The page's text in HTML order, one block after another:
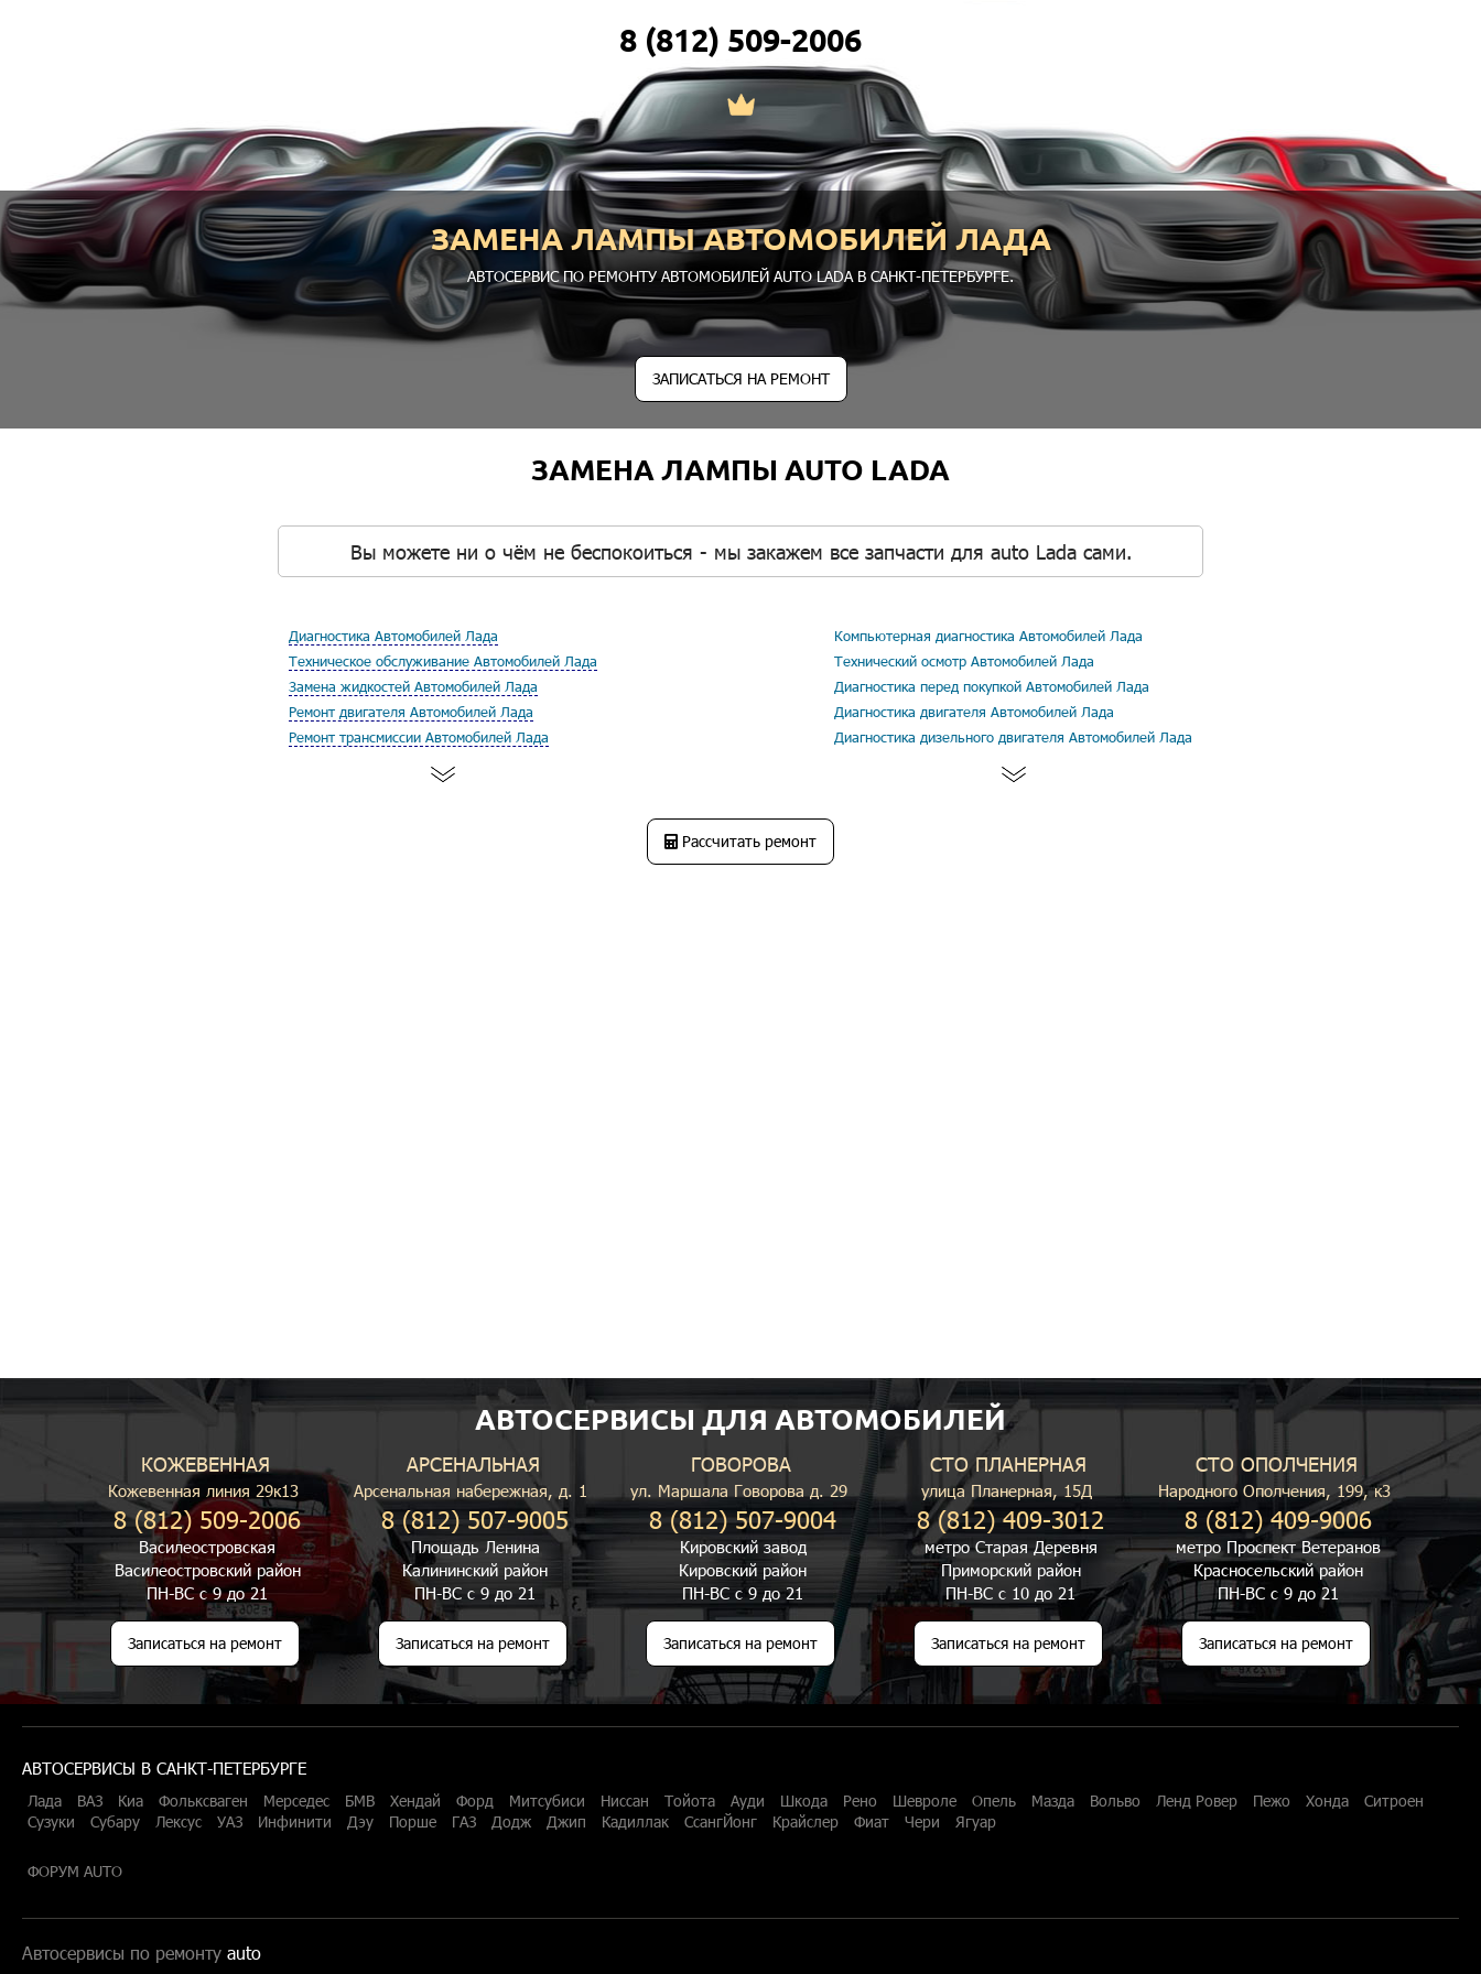
8 (812) 509-2006
ЗАМЕНА ЛАМПЫ АВТОМОБИЛЕЙ ЛАДА
АВТОСЕРВИС ПО РЕМОНТУ АВТОМОБИЛЕЙ AUTO LADA В САНКТ-ПЕТЕРБУРГЕ.
ЗАПИСАТЬСЯ НА РЕМОНТ
ЗАМЕНА ЛАМПЫ AUTO LADA
Вы можете ни о чём не беспокоиться - мы закажем все запчасти для auto Lada сами.
Диагностика Автомобилей Лада
Техническое обслуживание Автомобилей Лада
Замена жидкостей Автомобилей Лада
Ремонт двигателя Автомобилей Лада
Ремонт трансмиссии Автомобилей Лада
Компьютерная диагностика Автомобилей Лада
Технический осмотр Автомобилей Лада
Диагностика перед покупкой Автомобилей Лада
Диагностика двигателя Автомобилей Лада
Диагностика дизельного двигателя Автомобилей Лада
Рассчитать ремонт
АВТОСЕРВИСЫ ДЛЯ АВТОМОБИЛЕЙ
КОЖЕВЕННАЯ
Кожевенная линия 29к13
8 (812) 509-2006
Василеостровская
Василеостровский район
ПН-ВС с 9 до 21
Записаться на ремонт
АРСЕНАЛЬНАЯ
Арсенальная набережная, д. 1
8 (812) 507-9005
Площадь Ленина
Калининский район
ПН-ВС с 9 до 21
Записаться на ремонт
ГОВОРОВА
ул. Маршала Говорова д. 29
8 (812) 507-9004
Кировский завод
Кировский район
ПН-ВС с 9 до 21
Записаться на ремонт
СТО ПЛАНЕРНАЯ
улица Планерная, 15Д
8 (812) 409-3012
метро Старая Деревня
Приморский район
ПН-ВС с 10 до 21
Записаться на ремонт
СТО ОПОЛЧЕНИЯ
Народного Ополчения, 199, к3
8 (812) 409-9006
метро Проспект Ветеранов
Красносельский район
ПН-ВС с 9 до 21
Записаться на ремонт
АВТОСЕРВИСЫ В САНКТ-ПЕТЕРБУРГЕ
Лада ВАЗ Киа Фольксваген Мерседес БМВ Хендай Форд Митсубиси Ниссан Тойота Ауди Шкода Рено Шевроле Опель Мазда Вольво Ленд Ровер Пежо Хонда
Ситроен
Сузуки
Субару Лексус УАЗ Инфинити Дэу Порше ГАЗ Додж Джип Кадиллак СсангЙонг Крайслер Фиат Чери Ягуар
ФОРУМ AUTO
Автосервисы по ремонту auto